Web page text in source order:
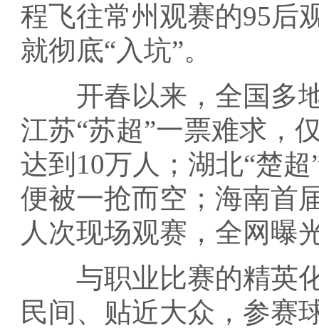
程飞往常州观赛的95后
就彻底“入坑”。
开春以来，全国多地
江苏“苏超”一票难求，
达到10万人；湖北“楚
便被一抢而空；海南首
人次现场观赛，全网
与职业比赛的精英化
民间、贴近大众，参赛